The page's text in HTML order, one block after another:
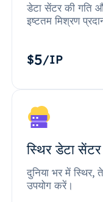
डेटा सेंटर की गति
इष्टतम मिश्रण
$5/IP
स्थिर डेटा सेंटर
दुनिया भर में
उपयोग करें।